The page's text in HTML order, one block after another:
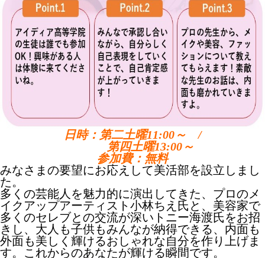
日時：第二土曜11:00～ /
第四土曜13:00～
参加費：無料
みなさまの要望にお応えして美活部を設立しまし
た。
多くの芸能人を魅力的に演出してきた、 プロのメ
イクアップアーティスト小林ちえ氏 と、美容家で
多くのセレブとの交流が深い トニー海渡氏をお招
きし、大人も子供もみんなが納得できる、内面も
外面も美しく輝けるおしゃれな自分を作り上げま
す。これからのあなたが輝ける瞬間です。